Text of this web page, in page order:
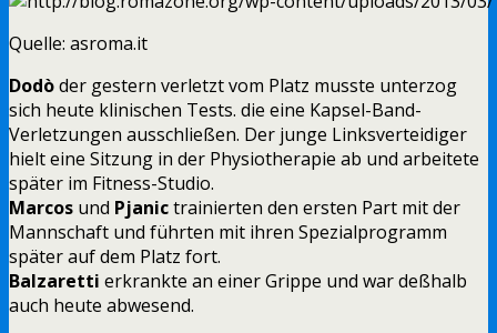
Quelle: asroma.it
Dodòder gestern verletzt vom Platz musste unterzog
sich heute klinischen Tests. die eine Kapsel-Band-
Verletzungen ausschließen. Der junge Linksverteidiger
hielt eine Sitzung in der Physiotherapie ab und arbeitete
später im Fitness-Studio.
Marcos und Pjanictrainierten den ersten Part mit der
Mannschaft und führten mit ihren Spezialprogramm
später auf dem Platz fort.
Balzaretti erkrankte an einer Grippe und war deßhalb
auch heute abwesend.